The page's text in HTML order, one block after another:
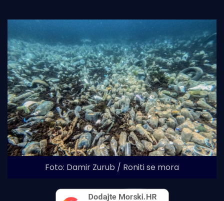
Foto: Damir Zurub / Roniti se mora